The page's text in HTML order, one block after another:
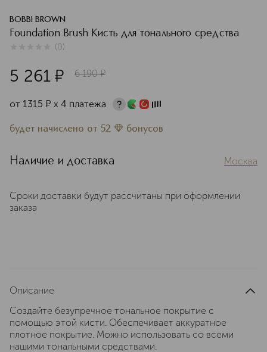
BOBBI BROWN
Foundation Brush Кисть для тонального средства
(0)
5 261 ¤ 6 190 ¤
от 1315 ¤ х 4 платежа
будет начислено от 52 бонусов
Наличие и доставка Москва
Сроки доставки будут рассчитаны при оформлении
заказа
Описание
Создайте безупречное тональное покрытие с
помощью этой кисти. Обеспечивает аккуратное
плотное покрытие. Можно использовать со всеми
нашими тональными средствами.